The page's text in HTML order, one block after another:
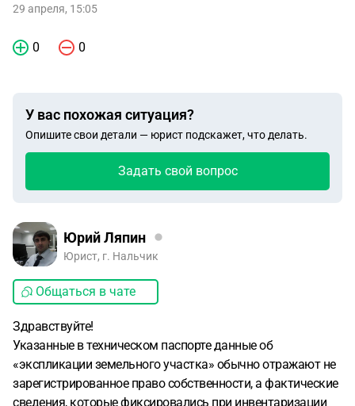
29 апреля, 15:05
0 0
У вас похожая ситуация?
Опишите свои детали — юрист подскажет, что делать.
Задать свой вопрос
Юрий Ляпин
Юрист, г. Нальчик
Общаться в чате
Здравствуйте!
Указанные в техническом паспорте данные об
«экспликации земельного участка» обычно отражают не
зарегистрированное право собственности, а фактические
сведения, которые фиксировались при инвентаризации